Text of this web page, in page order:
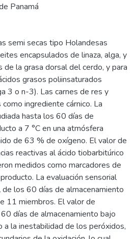
Panamá
semi secas tipo Holandesas
encapsulados de linaza, alga, y
la grasa dorsal del cerdo, y para
grasos poliinsaturados
3 o n-3). Las carnes de res y
ingrediente cárnico. La
hasta los 60 días de
a 7 °C en una atmósfera
de 63 % de oxígeno. El valor de
reactivas al ácido tiobarbitúrico
medidos como marcadores de
La evaluación sensorial
los 60 días de almacenamiento
11 miembros. El valor de
días de almacenamiento bajo
a la inestabilidad de los peróxidos,